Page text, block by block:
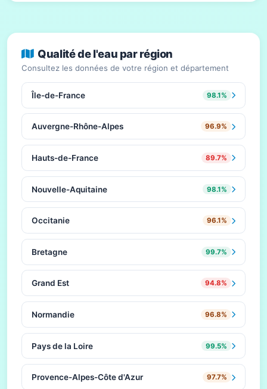
Qualité de l'eau par région
Consultez les données de votre région et département
Île-de-France 98.1%
Auvergne-Rhône-Alpes 96.9%
Hauts-de-France 89.7%
Nouvelle-Aquitaine 98.1%
Occitanie 96.1%
Bretagne 99.7%
Grand Est 94.8%
Normandie 96.8%
Pays de la Loire 99.5%
Provence-Alpes-Côte d'Azur 97.7%